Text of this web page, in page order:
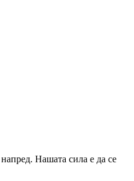
Нашата сила е да се